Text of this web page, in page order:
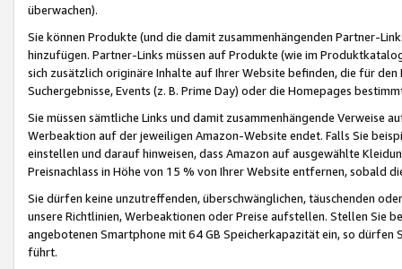
überwachen).
Sie können Produkte (und die damit zusammenhängenden Partner-
hinzufügen. Partner-Links müssen auf Produkte (wie im
sich zusätzlich originäre Inhalte auf Ihrer Website befinden, die für
Suchergebnisse, Events (z. B. Prime Day) oder die Homepages
Sie müssen sämtliche Links und damit zusammenhängende
Werbeaktion auf der jeweiligen Amazon-Website endet. Falls Sie
einstellen und darauf hinweisen, dass Amazon auf ausgewählte
Preisnachlass in Höhe von 15 % von Ihrer Website entfernen, sobald
Sie dürfen keine unzutreffenden, überschwänglichen, täuschenden
unsere Richtlinien, Werbeaktionen oder Preise aufstellen. Stellen Sie
angebotenen Smartphone mit 64 GB Speicherkapazität ein, so dürfen
führt.